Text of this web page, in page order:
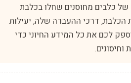
של כלבים מחוסנים שחלו בכלבת
הכלבת, דרכי ההעברה שלה, יעילות
לכם את כל המידע החיוני כדי